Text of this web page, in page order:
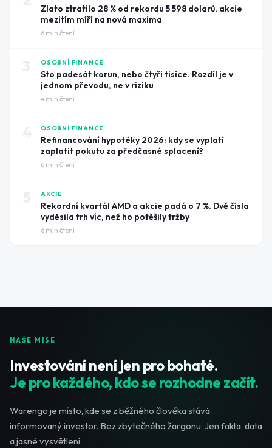
Zlato ztratilo 28 % od rekordu 5 598 dolarů, akcie
mezitím míří na nová maxima
6 min čtení
OSOBNÍ FINANCE
Sto padesát korun, nebo čtyři tisíce. Rozdíl je v
jednom převodu, ne v riziku
4 min čtení
OSOBNÍ FINANCE
Refinancování hypotéky 2026: kdy se vyplatí
zaplatit pokutu za předčasné splacení?
6 min čtení
AKCIE
Rekordní kvartál AMD a akcie padá o 7 %. Dvě čísla
vyděsila trh víc, než ho potěšily tržby
6 min čtení
NAŠE MISE
Investování není jen pro bohaté.
Je pro každého, kdo se rozhodne začít.
Warengo je místo, kde se z běžného člověka stává
informovaný investor. Bez zbytečného žargonu. Jen fakta, data
a jasné vysvětlení.